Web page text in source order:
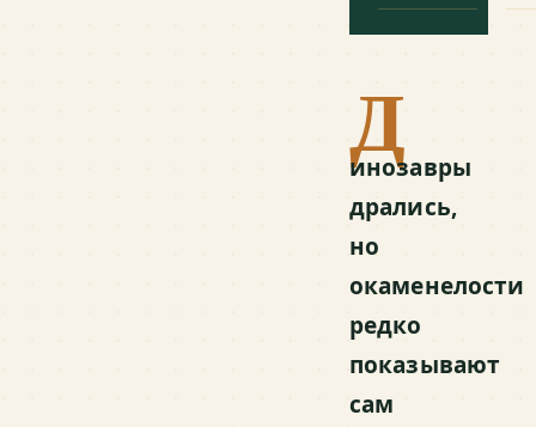
Д
инозавры
дрались,
но
окаменелости
редко
показывают
сам